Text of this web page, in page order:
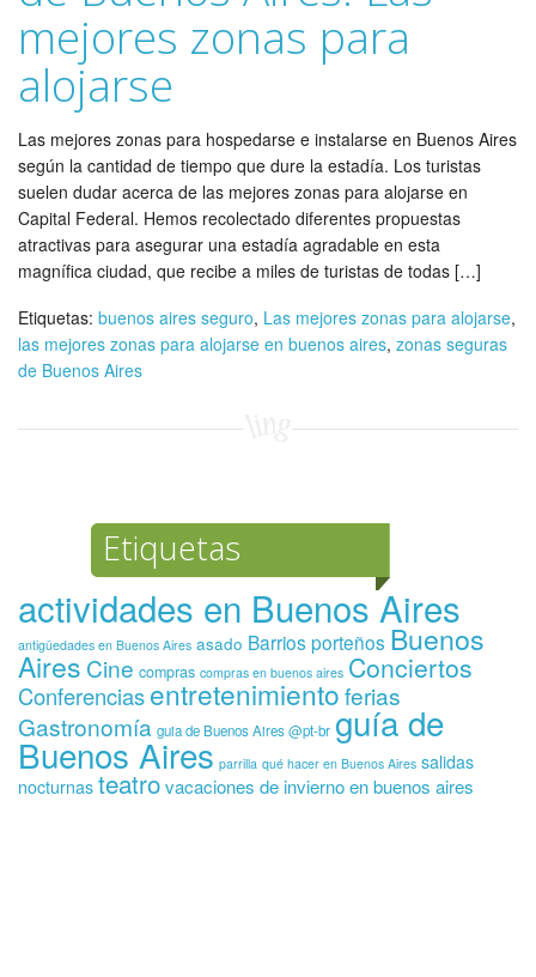
mejores zonas para
alojarse
Las mejores zonas para hospedarse e instalarse en Buenos Aires
según la cantidad de tiempo que dure la estadía. Los turistas
suelen dudar acerca de las mejores zonas para alojarse en
Capital Federal. Hemos recolectado diferentes propuestas
atractivas para asegurar una estadía agradable en esta
magnífica ciudad, que recibe a miles de turistas de todas […]
Etiquetas: buenos aires seguro, Las mejores zonas para alojarse,
las mejores zonas para alojarse en buenos aires, zonas seguras
de Buenos Aires
Etiquetas
actividades en Buenos Aires
antigüedades en Buenos Aires asado Barrios porteños Buenos
Aires Cine compras compras en buenos aires Conciertos
Conferenciasentretenimientoferias
Gastronomía guia de Buenos Aires @pt-br guía de
Buenos Aires parrilla qué hacer en Buenos Aires salidas
nocturnas teatrovacaciones de invierno en buenos aires